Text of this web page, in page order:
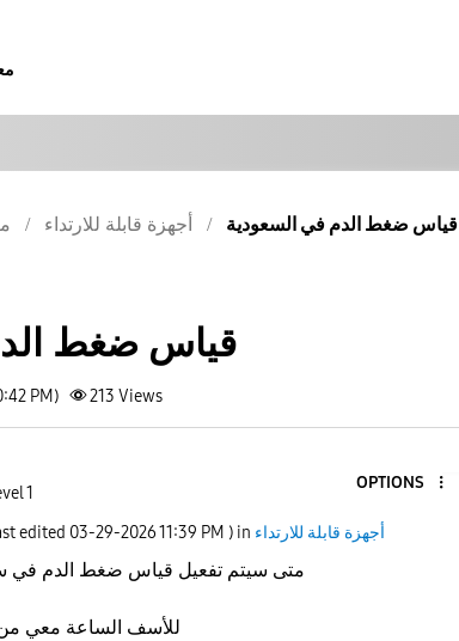
أجهزة قابلة للارتداء قياس ضغط الدم في السعودية
قياس ضغط
PM) 213 Views
1
OPTIONS
edited ‎03-29-202611:39 PM ) in أجهزة قابلة للارتداء